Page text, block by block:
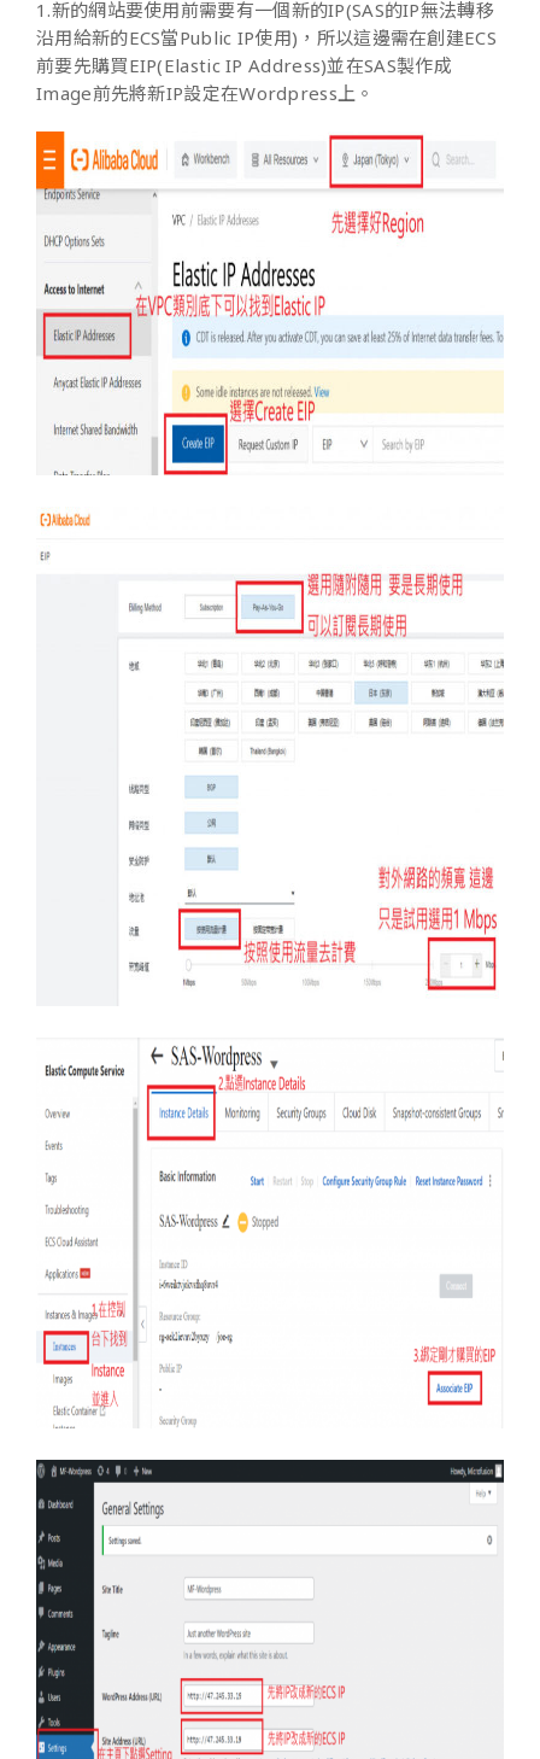
1.新的網站要使用前需要有一個新的IP(SAS的IP無法轉移
沿用給新的ECS當Public IP使用)，所以這邊需在創建ECS
前要先購買EIP(Elastic IP Address)並在SAS製作成
Image前先將新IP設定在Wordpress上。